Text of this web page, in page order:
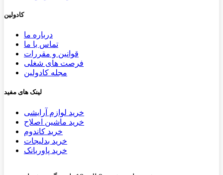
کادولین
درباره ما
تماس با ما
قوانین و مقررات
فرصت های شغلی
مجله کادولین
لینک های مفید
خرید لوازم آرایشی
خرید ماشین اصلاح
خرید کاندوم
خرید بدلیجات
خرید پاوربانک